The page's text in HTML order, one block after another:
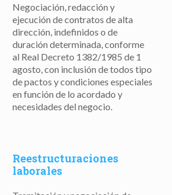
Negociación, redacción y
ejecución de contratos de alta
dirección, indefinidos o de
duración determinada, conforme
al Real Decreto 1382/1985 de 1
agosto, con inclusión de todos tipo
de pactos y condiciones especiales
en función de lo acordado y
necesidades del negocio.
Reestructuraciones
laborales